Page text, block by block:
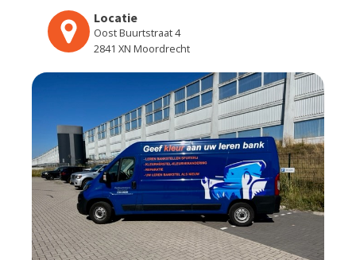
Locatie
Oost Buurtstraat 4
2841 XN Moordrecht